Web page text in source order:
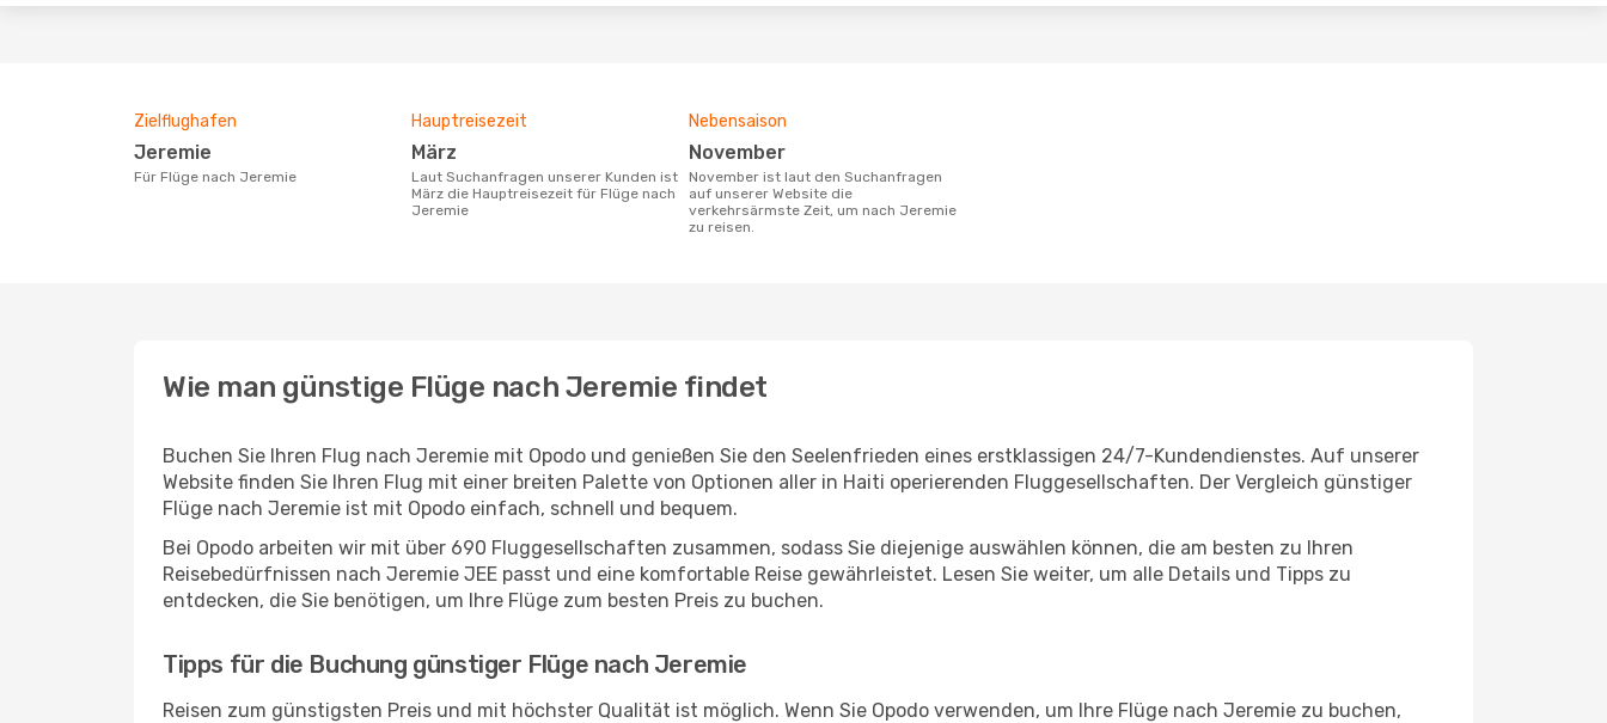
Zielflughafen
Jeremie
Für Flüge nach Jeremie
Hauptreisezeit
März
Laut Suchanfragen unserer Kunden ist
März die Hauptreisezeit für Flüge nach
Jeremie
Nebensaison
November
November ist laut den Suchanfragen
auf unserer Website die
verkehrsärmste Zeit, um nach Jeremie
zu reisen.
Wie man günstige Flüge nach Jeremie findet
Buchen Sie Ihren Flug nach Jeremie mit Opodo und genießen Sie den Seelenfrieden eines erstklassigen 24/7-Kundendienstes. Auf unserer
Website finden Sie Ihren Flug mit einer breiten Palette von Optionen aller in Haiti operierenden Fluggesellschaften. Der Vergleich günstiger
Flüge nach Jeremie ist mit Opodo einfach, schnell und bequem.
Bei Opodo arbeiten wir mit über 690 Fluggesellschaften zusammen, sodass Sie diejenige auswählen können, die am besten zu Ihren
Reisebedürfnissen nach Jeremie JEE passt und eine komfortable Reise gewährleistet. Lesen Sie weiter, um alle Details und Tipps zu
entdecken, die Sie benötigen, um Ihre Flüge zum besten Preis zu buchen.
Tipps für die Buchung günstiger Flüge nach Jeremie
Reisen zum günstigsten Preis und mit höchster Qualität ist möglich. Wenn Sie Opodo verwenden, um Ihre Flüge nach Jeremie zu buchen,